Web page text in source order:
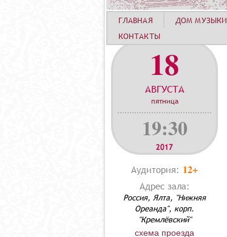
18
АВГУСТА
пятница
19:30
2017
Аудитория: 12+
Адрес зала:
Россия, Ялта, "Нижняя
Ореанда", корп.
"Кремлёвский"
схема проезда
ГЛАВНАЯ ДОМ МУЗЫКИ
КОНТАКТЫ